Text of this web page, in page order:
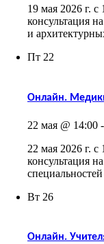
19 мая 2026 г.
консультация
и
Пт 22
Онлайн.
22 мая @ 14:00 -
22 мая 2026 г.
консультация
Вт 26
Онлайн.